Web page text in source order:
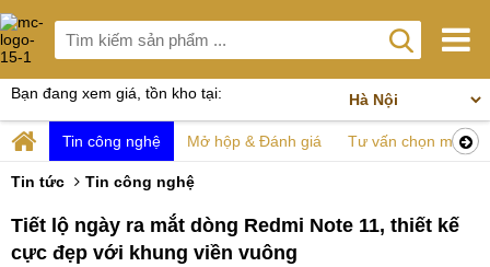
Bạn đang xem giá, tồn kho tại:
Tin công nghệ Mở hộp & Đánh giá Tư vấn chọn mua
Tin tức Tin công nghệ
Tiết lộ ngày ra mắt dòng Redmi Note 11, thiết kế
cực đẹp với khung viền vuông